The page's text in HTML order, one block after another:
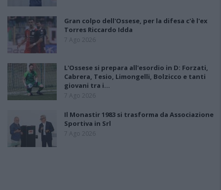
Gran colpo dell'Ossese, per la difesa c'è l'ex
Torres Riccardo Idda
7 Ago 2026
L'Ossese si prepara all'esordio in D: Forzati,
Cabrera, Tesio, Limongelli, Bolzicco e tanti
giovani tra i…
7 Ago 2026
Il Monastir 1983 si trasforma da Associazione
Sportiva in Srl
7 Ago 2026